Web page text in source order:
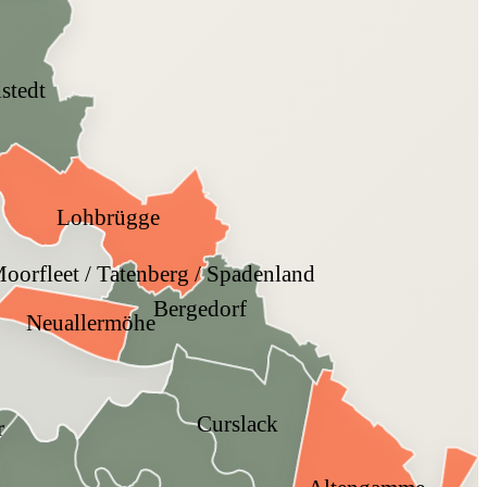
Lohbrügge
Bergedorf
Curslack
/ Tatenberg / Spadenland
Neuallermöhe